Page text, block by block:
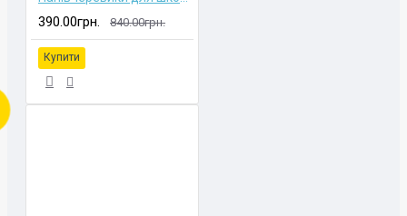
390.00грн. 840.00грн.
Купити